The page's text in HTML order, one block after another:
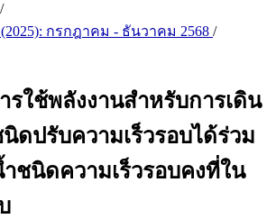
/
กรกฎาคม - ธันวาคม 2568 /
รใช้พลังงานสำหรับการเดิน
ดปรับความเร็วรอบได้ร่วม
ชนิดความเร็วรอบคงที่ใน